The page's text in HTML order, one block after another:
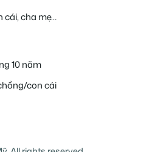
cái, cha mẹ…
10 năm
con cái